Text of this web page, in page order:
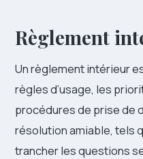
Règlement
Un règlement intérieur
règles d’usage, les
procédures de prise de
résolution amiable, tels
trancher les questions